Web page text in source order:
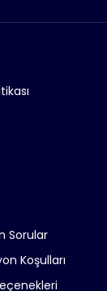
Sorular
Koşulları